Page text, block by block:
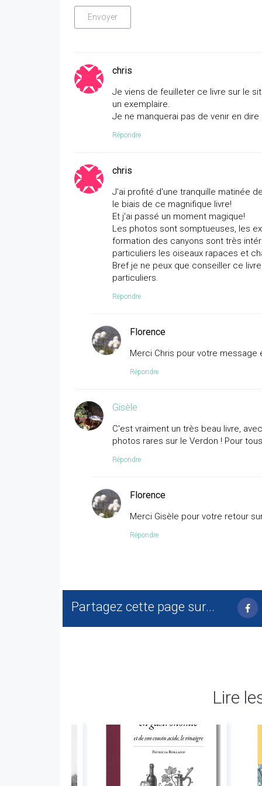
chris
Je viens de feuilleter ce livre sur le
un exemplaire.
Je ne manquerai pas de venir en
Répondre
chris
J'ai profité d'une tranquille matinée
le biais de ce magnifique livre!
Et j'ai passé un moment magique!
Les photos sont somptueuses, les
formation des canyons sont très
particuliers les oiseaux rapaces et
Bref je ne peux que conseiller ce
particuliers.
Répondre
Florence
Merci Chris pour votre message
Répondre
Gisèle
C'est vraiment un très beau livre,
photos rares sur le Verdon ! Pour
Répondre
Florence
Merci Gisèle pour votre retour
Répondre
Partagez cette page sur...
Lire